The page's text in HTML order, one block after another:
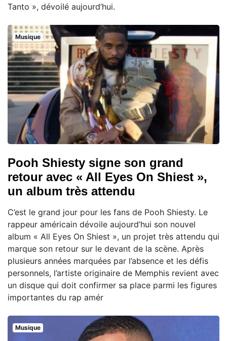
Tanto », dévoilé aujourd’hui.
Musique
Pooh Shiesty signe son grand
retour avec « All Eyes On Shiest »,
un album très attendu
C’est le grand jour pour les fans de Pooh Shiesty. Le
rappeur américain dévoile aujourd’hui son nouvel
album « All Eyes On Shiest », un projet très attendu qui
marque son retour sur le devant de la scène. Après
plusieurs années marquées par l’absence et les défis
personnels, l’artiste originaire de Memphis revient avec
un disque qui doit confirmer sa place parmi les figures
importantes du rap amér
Musique